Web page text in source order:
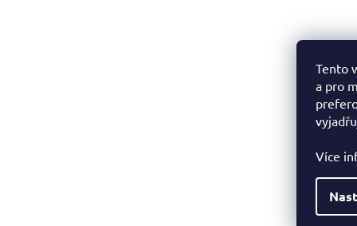
Tento
a pro
Více